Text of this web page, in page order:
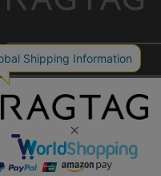
USER GUIDE
ご利用ガイド
レビュー